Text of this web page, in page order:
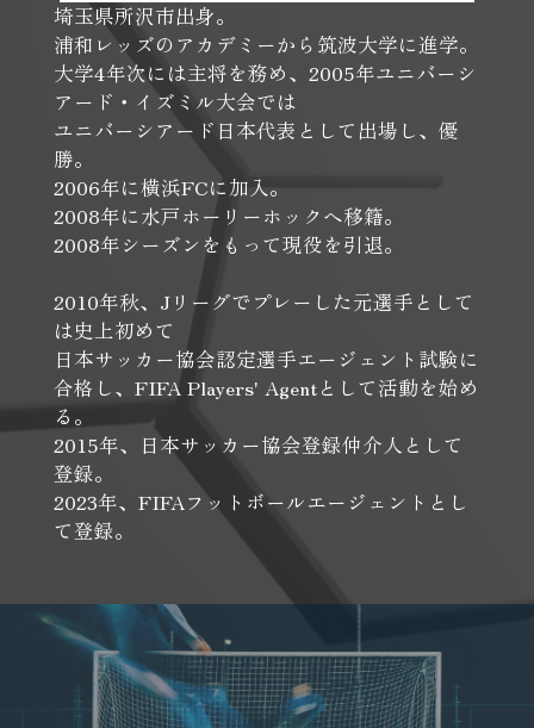
埼玉県所沢市出身。
浦和レッズのアカデミーから筑波大学に進学。
大学4年次には主将を務め、2005年ユニバーシ
アード・イズミル大会では
ユニバーシアード日本代表として出場し、優
勝。
2006年に横浜FCに加入。
2008年に水戸ホーリーホックへ移籍。
2008年シーズンをもって現役を引退。
2010年秋、Jリーグでプレーした元選手として
は史上初めて
日本サッカー協会認定選手エージェント試験に
合格し、FIFA Players' Agentとして活動を始め
る。
2015年、日本サッカー協会登録仲介人として
登録。
2023年、FIFAフットボールエージェントとし
て登録。